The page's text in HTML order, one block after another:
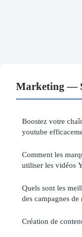
Marketing —
Boostez votre
youtube
Comment les
utiliser les vidéos
Quels sont les
des campagnes
Création de